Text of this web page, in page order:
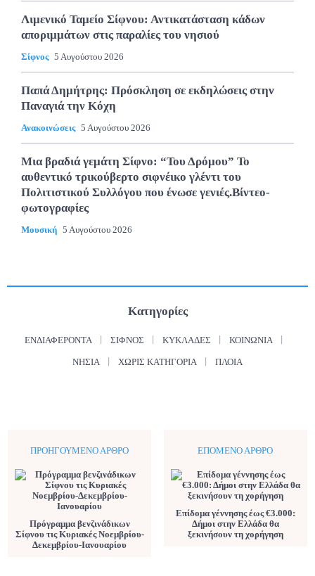
Λιμενικό Ταμείο Σίφνου: Αντικατάσταση κάδων
αποριμμάτων στις παραλίες του νησιού
Σίφνος 5 Αυγούστου 2026
Παπά Δημήτρης: Πρόσκληση σε εκδηλώσεις στην
Παναγιά την Κόχη
Ανακοινώσεις 5 Αυγούστου 2026
Μια βραδιά γεμάτη Σίφνο: “Του Δρόμου” Το
αυθεντικό τρικούβερτο σιφνέικο γλέντι του
Πολιτιστικού Συλλόγου που ένωσε γενιές.Βίντεο-
φωτογραφίες
Μουσική 5 Αυγούστου 2026
Κατηγορίες
ΕΝΔΙΑΦΈΡΟΝΤΑ ΣΊΦΝΟΣ ΚΥΚΛΆΔΕΣ ΚΟΙΝΩΝΊΑ
ΝΗΣΙΆ ΧΩΡΊΣ ΚΑΤΗΓΟΡΊΑ ΠΛΟΊΑ
ΠΡΟΗΓΟΎΜΕΝΟ ΆΡΘΡΟ
Πρόγραμμα βενζινάδικων
Σίφνου τις Κυριακές Νοεμβρίου-
Δεκεμβρίου-Ιανουαρίου
ΕΠΌΜΕΝΟ ΆΡΘΡΟ
Επίδομα γέννησης έως €3.000:
Δήμοι στην Ελλάδα θα
ξεκινήσουν τη χορήγηση